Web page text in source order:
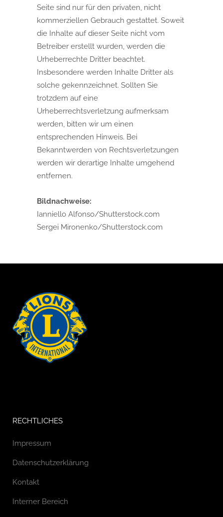
Seite sind nur für den privaten, nicht
kommerziellen Gebrauch gestattet. Soweit
die Inhalte auf dieser Seite nicht vom
Betreiber erstellt wurden, werden die
Urheberrechte Dritter beachtet.
Insbesondere werden Inhalte Dritter als
solche gekennzeichnet. Sollten Sie
trotzdem auf eine
Urheberrechtsverletzung aufmerksam
werden, bitten wir um einen
entsprechenden Hinweis. Bei
Bekanntwerden von Rechtsverletzungen
werden wir derartige Inhalte umgehend
entfernen.
Bildnachweise:
Ianniello Alfonso/Shutterstock.com
Sergei Mironenko/Shutterstock.com
RECHTLICHES
Impressum
Datenschutzerklärung
Kontakt
Interner Bereich